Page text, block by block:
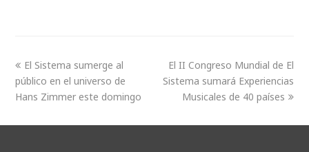
El Sistema sumerge al
público en el universo de
Hans Zimmer este domingo
El II Congreso Mundial de El
Sistema sumará Experiencias
Musicales de 40 países